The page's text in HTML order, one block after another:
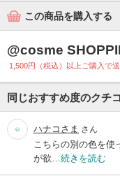
この商品を購入する
@cosme
1,500円（税込）以上ご購入で
同じおすすめ度のクチ
ハナコさま さん
こちらの別の色を使
が欲… 続きを読む